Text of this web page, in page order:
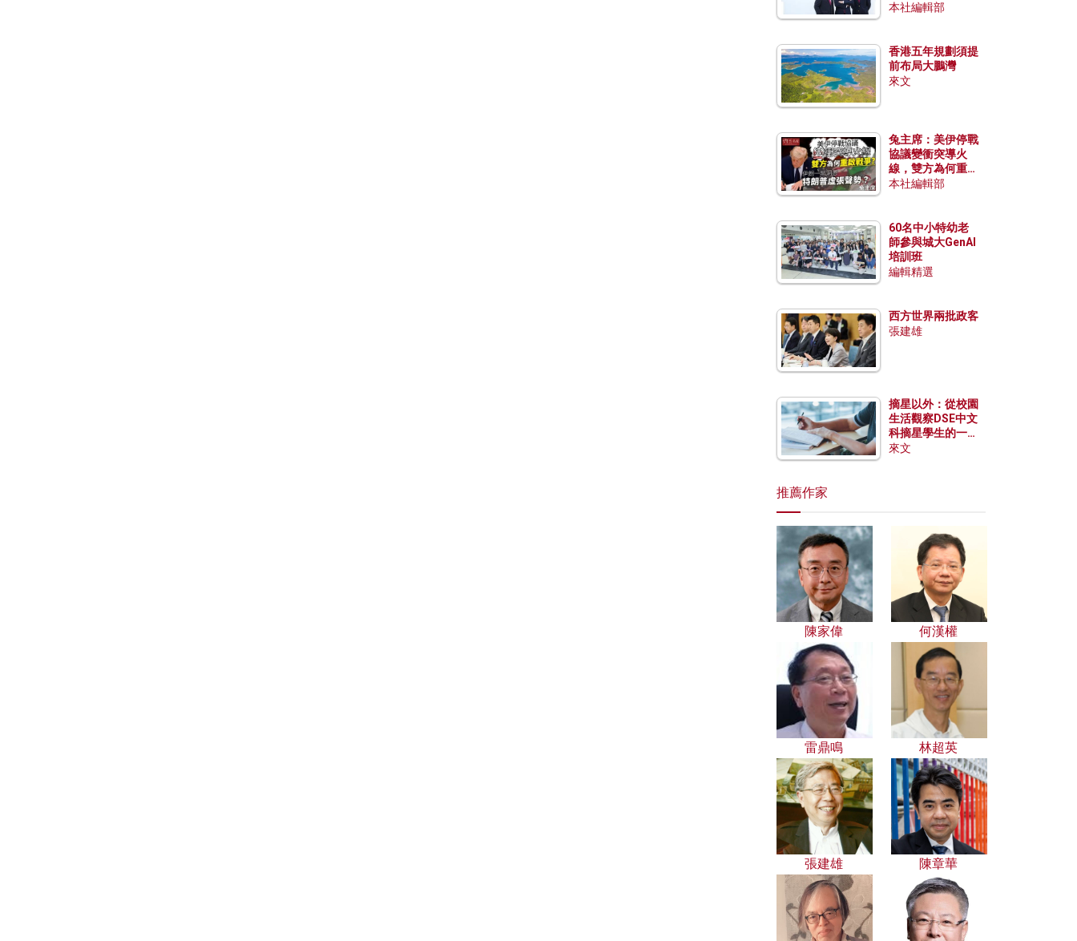
本社編輯部
香港五年規劃須提
前布局大鵬灣
來文
兔主席：美伊停戰
協議變衝突導火
線，雙方為何重啟
戰爭？伊朗一早洞
本社編輯部
60名中小特幼老
師參與城大GenAI
培訓班
編輯精選
西方世界兩批政客
張建雄
摘星以外：從校園
生活觀察DSE中文
科摘星學生的一點
特質
來文
推薦作家
陳家偉 何漢權
雷鼎鳴 林超英
張建雄 陳章華